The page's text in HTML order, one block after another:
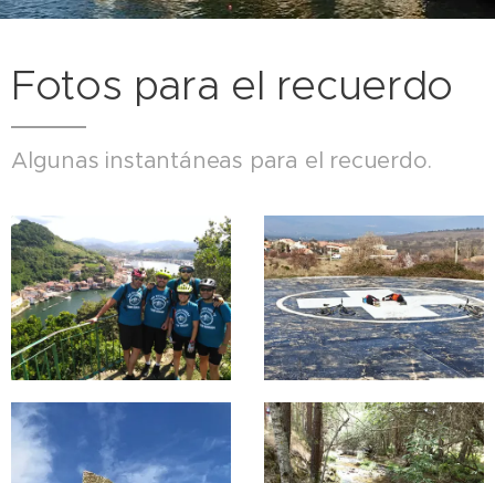
Fotos para el recuerdo
Algunas instantáneas para el recuerdo.